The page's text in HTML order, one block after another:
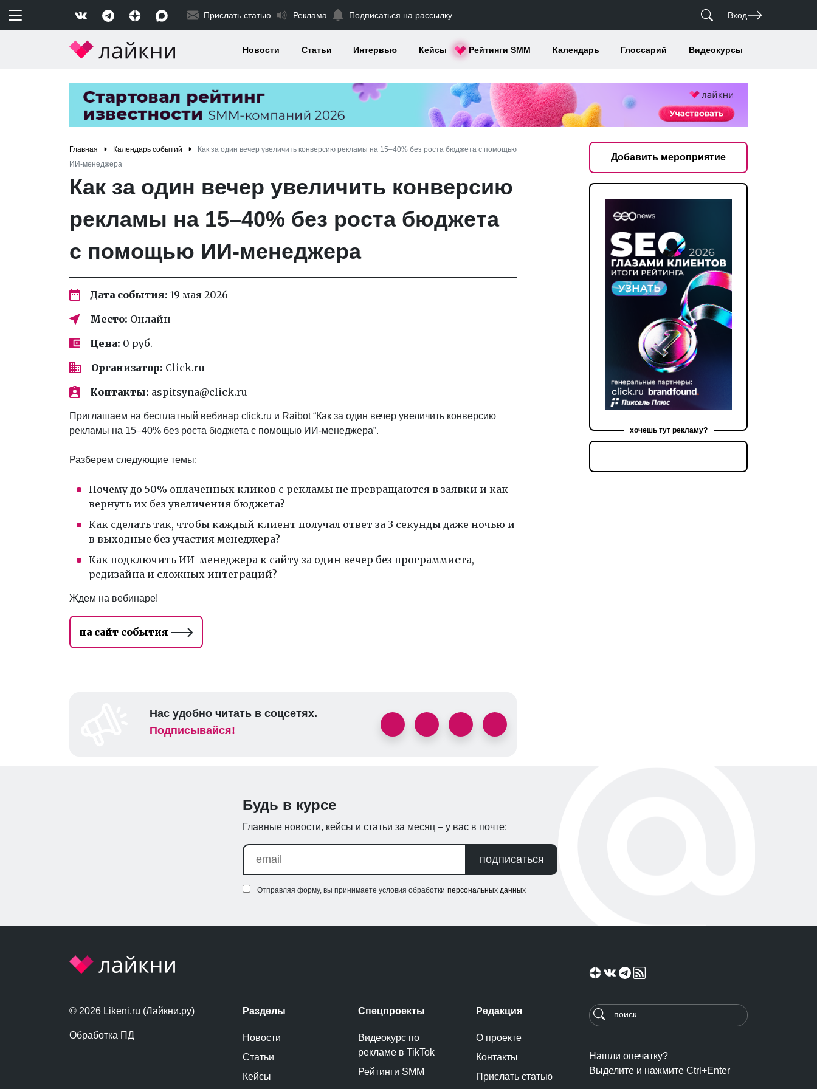
Прислать статью Реклама Подписаться на рассылку Вход
Новости Статьи Интервью Кейсы Рейтинги SMM Календарь Глоссарий Видеокурсы
Главная Календарь событий
Как за один вечер увеличить конверсию рекламы на 15–40% без роста бюджета с помощью
ИИ-менеджера
Как за один вечер увеличить конверсию
рекламы на 15–40% без роста бюджета
с помощью ИИ-менеджера
Дата события: 19 мая 2026
Место: Онлайн
Цена: 0 руб.
Организатор: Click.ru
Контакты: aspitsyna@click.ru
Приглашаем на бесплатный вебинар click.ru и Raibot “Как за один вечер увеличить конверсию
рекламы на 15–40% без роста бюджета с помощью ИИ-менеджера”.
Разберем следующие темы:
Почему до 50% оплаченных кликов с рекламы не превращаются в заявки и как
вернуть их без увеличения бюджета?
Как сделать так, чтобы каждый клиент получал ответ за 3 секунды даже ночью и
в выходные без участия менеджера?
Как подключить ИИ-менеджера к сайту за один вечер без программиста,
редизайна и сложных интеграций?
Ждем на вебинаре!
на сайт события
Нас удобно читать в соцсетях.
Подписывайся!
Добавить мероприятие
хочешь тут рекламу?
Будь в курсе
Главные новости, кейсы и статьи за месяц – у вас в почте:
подписаться
Отправляя форму, вы принимаете условия обработки персональных данных
© 2026 Likeni.ru (Лайкни.ру)
Обработка ПД
Разделы
Новости
Статьи
Кейсы
Спецпроекты
Видеокурс по
рекламе в TikTok
Рейтинги SMM
Редакция
О проекте
Контакты
Прислать статью
Нашли опечатку?
Выделите и нажмите Ctrl+Enter